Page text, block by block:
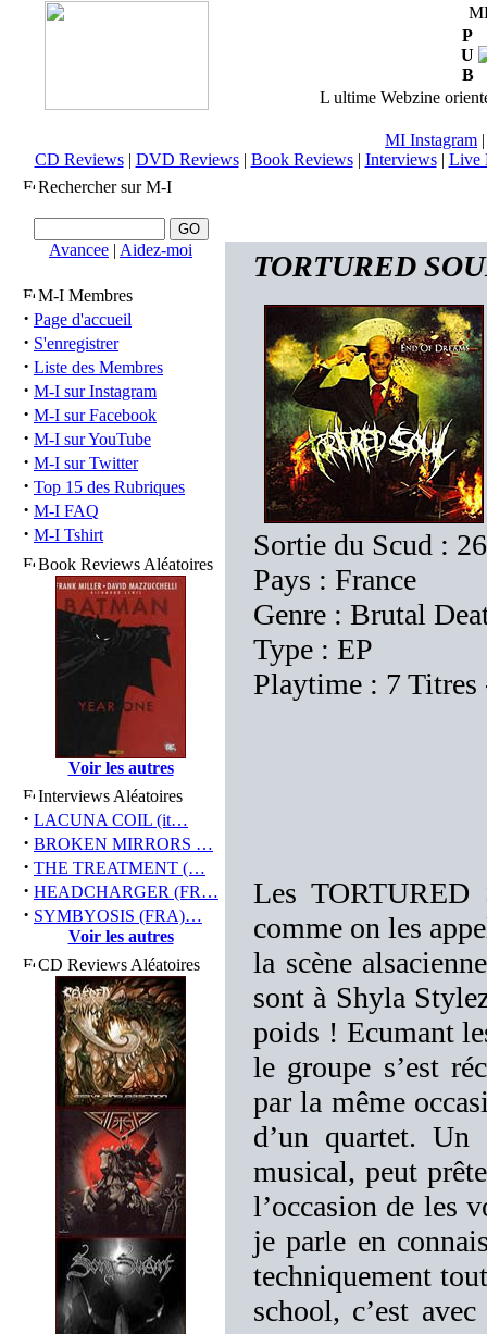
P
U
B
L ultime Webzine
MI Instagram
CD Reviews| DVD Reviews| Book Reviews| Interviews| Live
Rechercher sur M-I
Avancee | Aidez-moi
M-I Membres
· Page d'accueil
· S'enregistrer
· Liste des Membres
· M-I sur Instagram
· M-I sur Facebook
· M-I sur YouTube
· M-I sur Twitter
· Top 15 des Rubriques
· M-I FAQ
· M-I Tshirt
Book Reviews Aléatoires
Voir les autres
Interviews Aléatoires
· LACUNA COIL (it…
· BROKEN MIRRORS …
· THE TREATMENT (…
· HEADCHARGER (FR…
· SYMBYOSIS (FRA)…
Voir les autres
CD Reviews Aléatoires
TORTURED
Sortie du Scud :
Pays : France
Genre : Brutal
Type : EP
Playtime : 7
Les
comme on les
la scène
sont à Shyla
poids ! Ecumant
le groupe s’est
par la même
d’un quartet.
musical, peut
l’occasion de les
je parle en
techniquement
school, c’est